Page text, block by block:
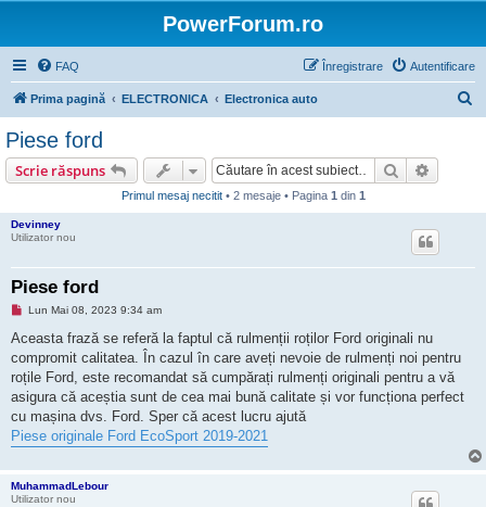
PowerForum.ro
FAQ Autentificare
Înregistrare
Prima pagină ELECTRONICA Electronica auto
Piese ford
Scrie răspuns Căutare
Primul mesaj necitit• 2 mesaje • Pagina 1 din 1
Devinney
Utilizator nou
Piese ford
M
s
j
n
e
c
i
i
Lun Mai 08, 2023 9:34 am
Aceasta frază se referă la faptul că rulmenții roților Ford originali nu
compromit calitatea. În cazul în care aveți nevoie de rulmenți noi pentru
roțile Ford, este recomandat să cumpărați rulmenți originali pentru a vă
asigura că aceștia sunt de cea mai bună calitate și vor funcționa perfect
cu mașina dvs. Ford. Sper că acest lucru ajută
Piese originale Ford EcoSport 2019-2021
MuhammadLebour
Utilizator nou